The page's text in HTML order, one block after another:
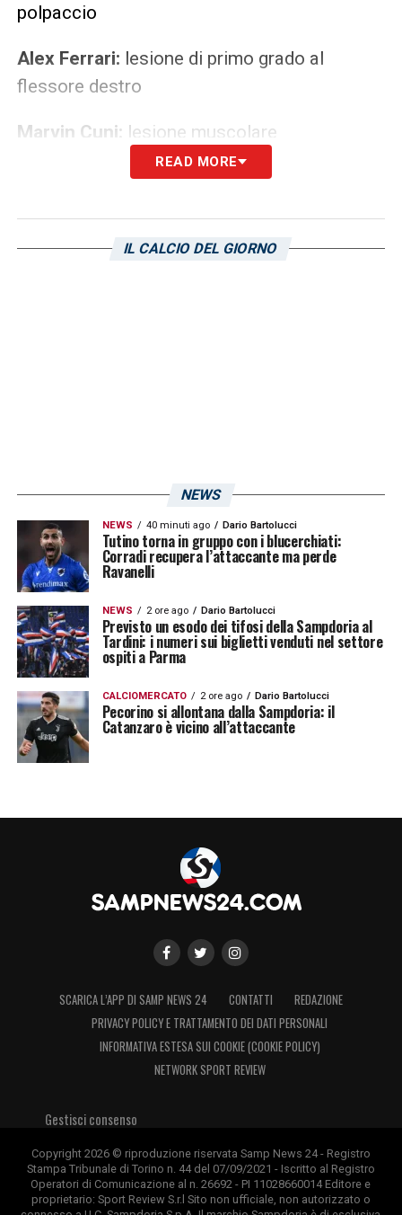
polpaccio
Alex Ferrari: lesione di primo grado al
flessore destro
Marvin Cuni: lesione muscolare
contusione al polpaccio e
Oliver Abildgaard: lesione
LEGGI ANCHE: Spezia Sampdoria, la
decisione dell’Osservatorio Nazionale sui
tifosi blucerchiati: il comunicato
LA PLAYLIST DELLE NOSTRE TOP NEWS
READ MORE
IL CALCIO DEL GIORNO
NEWS
NEWS 40 minuti ago Dario Bartolucci
Tutino torna in gruppo con i blucerchiati:
Corradi recupera l’attaccante ma perde
Ravanelli
NEWS 2 ore ago Dario Bartolucci
Previsto un esodo dei tifosi della Sampdoria al
Tardini: i numeri sui biglietti venduti nel settore
ospiti a Parma
CALCIOMERCATO 2 ore ago Dario Bartolucci
Pecorino si allontana dalla Sampdoria: il
Catanzaro è vicino all’attaccante
SCARICA L’APP DI SAMP NEWS 24 CONTATTI
REDAZIONE
PRIVACY POLICY E TRATTAMENTO DEI DATI PERSONALI
INFORMATIVA ESTESA SUI COOKIE (COOKIE POLICY)
NETWORK SPORT REVIEW
Gestisci consenso
Copyright 2026 © riproduzione riservata Samp News 24 - Registro
Stampa Tribunale di Torino n. 44 del 07/09/2021 - Iscritto al Registro
Operatori di Comunicazione al n. 26692 - PI 11028660014 Editore e
proprietario: Sport Review S.r.l Sito non ufficiale, non autorizzato o